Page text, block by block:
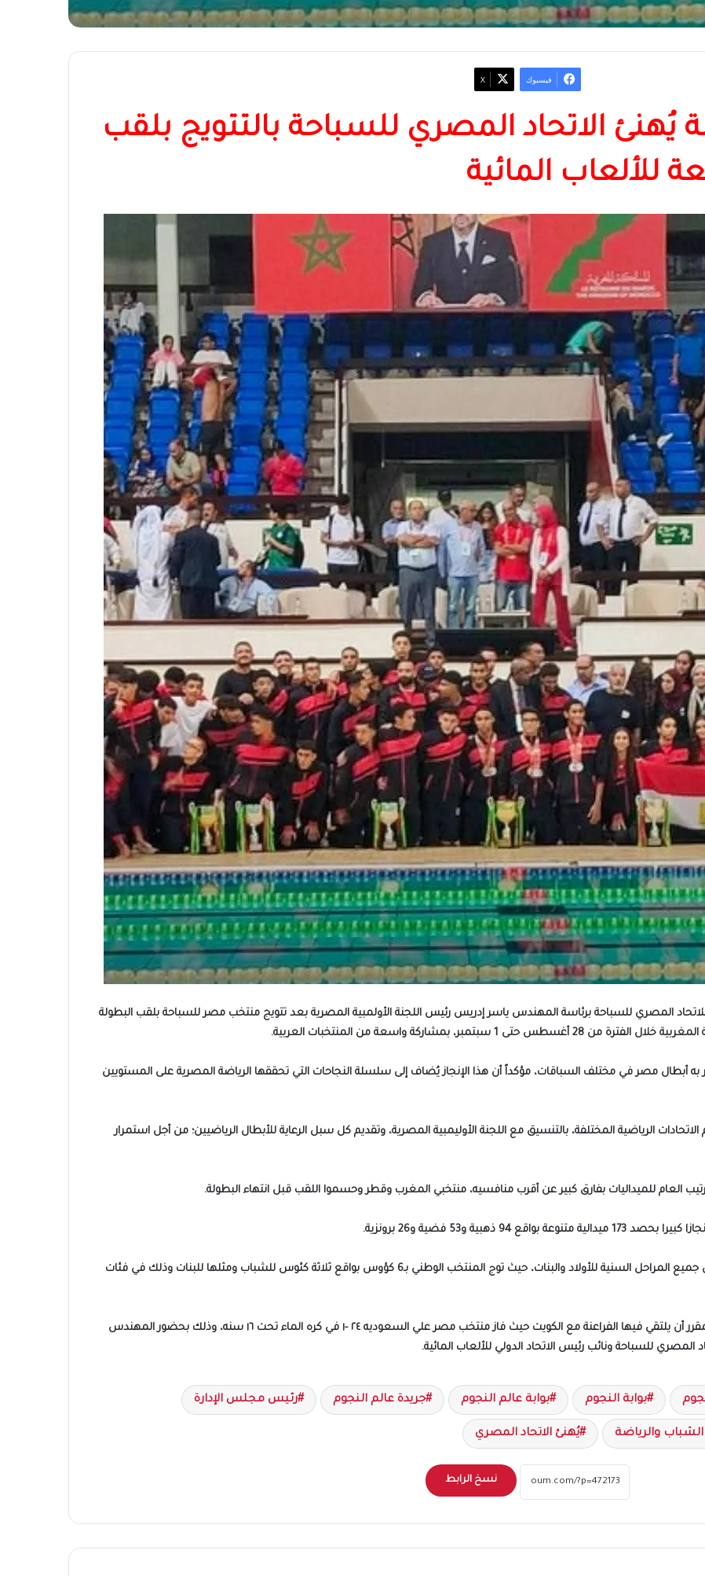
فيسبوك ‫X
يُهنئ الاتحاد المصري للسباحة بالتتويج بلقب
للألعاب المائية
للاتحاد المصري للسباحة برئاسة المهندس ياسر إدريس رئيس اللجنة الأولمبية المصرية بعد تتويج منتخب مصر للسباحة بلقب البطولة
بمشاركة واسعة من المنتخبات العربية.
به أبطال مصر في مختلف السباقات، مؤكداً أن هذا الإنجاز يُضاف إلى سلسلة النجاحات التي تحققها الرياضة المصرية على المستويين
الرياضية المختلفة، بالتنسيق مع اللجنة الأوليمبية المصرية، وتقديم كل سبل الرعاية للأبطال الرياضيين؛ من أجل استمرار
العام للميداليات بفارق كبير عن أقرب منافسيه، منتخبي المغرب وقطر وحسموا اللقب قبل انتهاء البطولة.
ذهبية و53 فضية و26 برونزية.
كما تمكن السباحون المصريون من فرض سيطرتهم على جميع المراحل السنية للأولاد والبنات، حيث توج المنتخب الوطني بـ6 كؤوس بواقع ثلاثة كئوس للشباب ومثلها للبنات وذلك في فئات
وفازوا بلقب البطولة قبل المباراة الختامية التى كان من المقرر أن يلتقي فيها الفراعنة مع الكويت حيث فاز منتخب مصر علي السعوديه ٢٤ -١ في كره الماء تحت ١٦ سنه، وذلك بحضور المهندس
للسباحة ونائب رئيس الاتحاد الدولي للألعاب المائية.
بوابة النجوم بوابة عالم النجوم جريدة عالم النجوم رئيس مجلس الإدارة
الشباب والرياضة يُهنئ الاتحاد المصري
نسخ الرابط